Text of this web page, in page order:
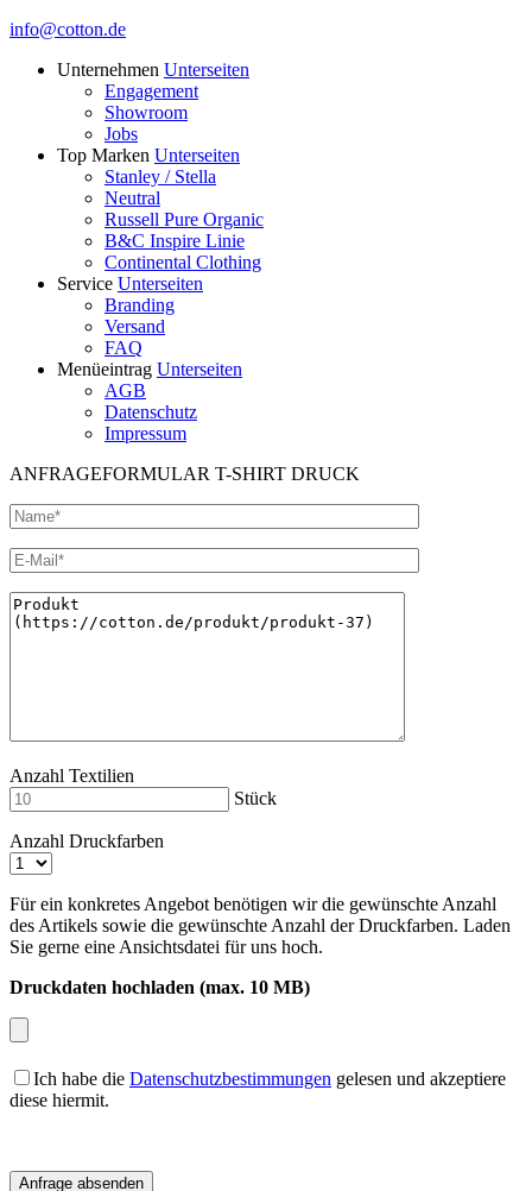
info@cotton.de
Unternehmen Unterseiten
Engagement
Showroom
Jobs
Top Marken Unterseiten
Stanley / Stella
Neutral
Russell Pure Organic
B&C Inspire Linie
Continental Clothing
Service Unterseiten
Branding
Versand
FAQ
Menüeintrag Unterseiten
AGB
Datenschutz
Impressum
ANFRAGEFORMULAR T-SHIRT DRUCK
Anzahl Textilien
Stück
Anzahl Druckfarben
Für ein konkretes Angebot benötigen wir die gewünschte Anzahl
des Artikels sowie die gewünschte Anzahl der Druckfarben. Laden
Sie gerne eine Ansichtsdatei für uns hoch.
Druckdaten hochladen (max. 10 MB)
Ich habe die Datenschutzbestimmungen gelesen und akzeptiere
diese hiermit.